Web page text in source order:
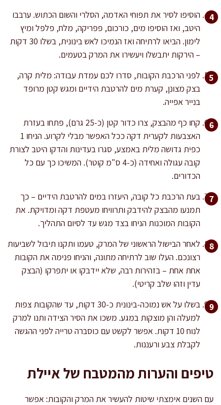
הוסיפו לסיר את תפוחי האדמה, הסלרי והשום הכתוש. ערבבו
היטב, ואז הוסיפו מים, כורכום, פפריקה, מלח, פלפל ומיץ
לימון. הביאו לרתיחה ואז הנמיכו לאש בינונית, בשלו 30 דקות
– הירקות יתבשלו ויעשירו את המרק בטעמים.
לפני הרכבת הקובות, סדרו לכם עמדת עבודה: מלית קרה,
בצק מצונן, קערת מים להרטבת הידיים ומגש קטן מרופד
בנייר אפייה.
קחו כף מהבצק, צרו כדור קטן (כ-25 גרם), פתחו בעזרת
האצבעות לקערית דקה ככל האפשר מבלי לקרוע. הניחו 1
כפית גדושה מלית באמצע, סגרו בעדינות והדקו היטב לצורת
קובה עגולה ואחידה (כ-4 ס"מ קוטר). המשיכו כך עם כל
הכדורים.
בעת הרכבת כל קובה, היעזרו במים להרטבת הידיים – כך
תמנעו מהבצק להידבק ותרוויחו מעטפת דקה ומדויקת. את
הקובות המוכנות הניחו בצד מגש עד לסיום התהליך.
לאחר הבישול הראשוני של המרק, טעמו ותקנו תיבול לשביעות
רצונכם. העלו שוב לרתיחה מתונה, והניחו פנימה את הקובות
אחת אחת – בזהירות רבה, שלא יידבקו או יתפרקו (הבצק
עדין וזהו שלב קריטי).
בשלו על אש נמוכה-בינונית כ-30 דקות, עד שהקובות צפות
למעלה והן מוצקות במגע. משכו את הסיר הצידה ותנו למרק
לנוח 10 דקות. אפשר לקשט עם כוסברה טרייה לפני ההגשה
לקבלת צבע ורעננות.
טיפים והערות מהמטבח של איילת
עם השנים אימצתי שיטות להעשיר את המרק והקובות: אפשר